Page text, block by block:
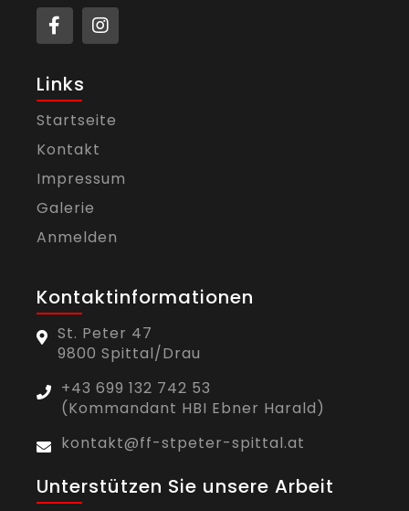
Links
Startseite
Kontakt
Impressum
Galerie
Anmelden
Kontaktinformationen
St. Peter 47
9800 Spittal/Drau
+43 699 132 742 53
(Kommandant HBI Ebner Harald)
kontakt@ff-stpeter-spittal.at
Unterstützen Sie unsere Arbeit